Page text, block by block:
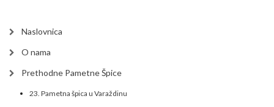
Naslovnica
O nama
Prethodne Pametne Špice
23. Pametna špica u Varaždinu